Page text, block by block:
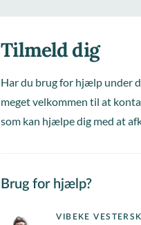
Tilmeld dig
Har du brug for hjælp under
meget velkommen til at
som kan hjælpe dig med at
Brug for hjælp?
VIBEKE